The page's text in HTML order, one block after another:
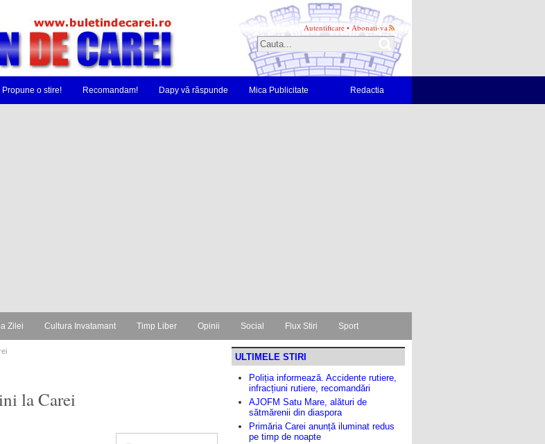
Autentificare • Abonati-va
Propune o stire! Recomandam! Dapy vă răspunde Mica Publicitate Redactia
Zilei Cultura Invatamant Timp Liber Opinii Social Flux Stiri Sport
la Carei
ULTIMELE STIRI
Poliția informează. Accidente rutiere,
infracțiuni rutiere, recomandări
AJOFM Satu Mare, alături de
sătmărenii din diaspora
Primăria Carei anunță iluminat redus
pe timp de noapte